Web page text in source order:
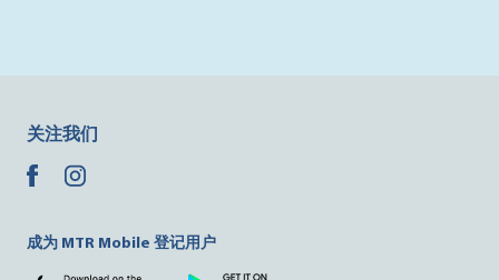
关注我们
成为 MTR Mobile 登记用户